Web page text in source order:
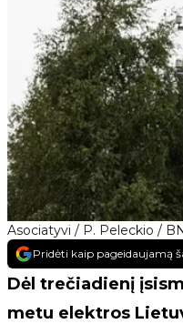
Asociatyvi / P. Peleckio /
Pridėti kaip pageidaujamą
Dėl trečiadienį
metu elektros